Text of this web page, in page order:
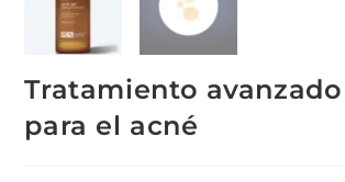
Tratamiento
para el acné